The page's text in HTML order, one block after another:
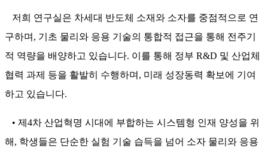
저희 연구실은 차세대 반도체 소재와 소자를 중점적으로 연
구하며, 기초 물리와 응용 기술의 통합적 접근을 통해 전주기
적 역량을 배양하고 있습니다. 이를 통해 정부 R&D 및 산업체
협력 과제 등을 활발히 수행하며, 미래 성장동력 확보에 기여
하고 있습니다.
• 제4차 산업혁명 시대에 부합하는 시스템형 인재 양성을 위
해, 학생들은 단순한 실험 기술 습득을 넘어 소자 물리와 응용